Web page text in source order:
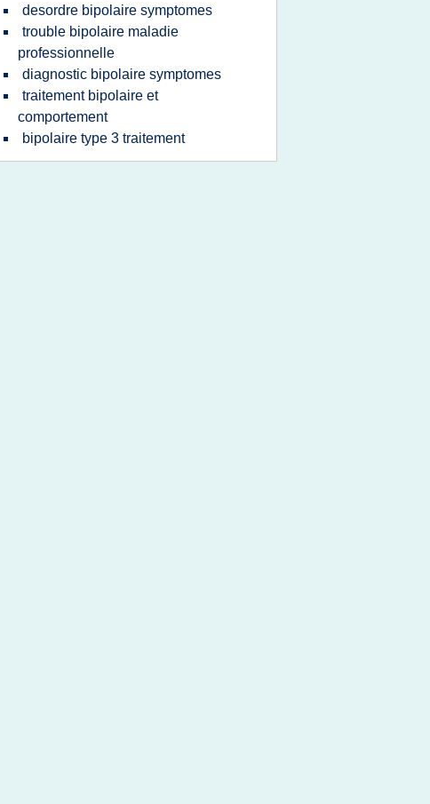
desordre bipolaire symptomes
trouble bipolaire maladie
professionnelle
diagnostic bipolaire symptomes
traitement bipolaire et
comportement
bipolaire type 3 traitement